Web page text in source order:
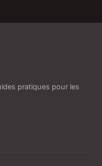
pratiques pour les